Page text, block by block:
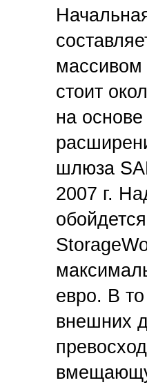
массивом
стоит
на
шлюза
2007 г.
евро. В
внешних